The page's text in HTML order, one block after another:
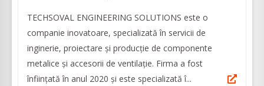
TECHSOVAL ENGINEERING SOLUTIONS este o
companie inovatoare, specializată în servicii de
inginerie, proiectare și producție de componente
metalice și accesorii de ventilație. Firma a fost
înființată în anul 2020 și este specializată î...